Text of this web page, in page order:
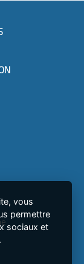
vous
permettre
sociaux et